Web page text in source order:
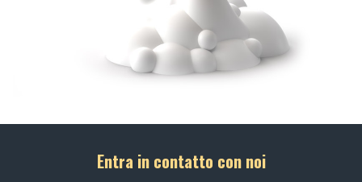
Entra in contatto con noi